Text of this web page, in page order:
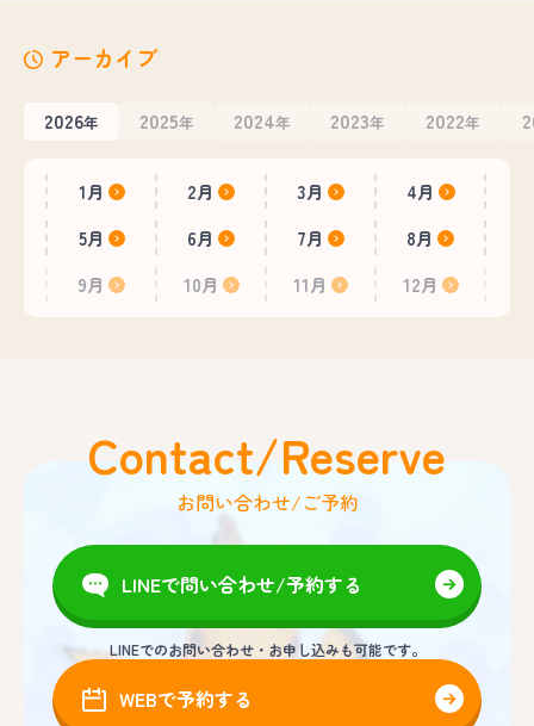
アーカイブ
2026年 2025年 2024年 2023年 2022年
1月 2月 3月
4月
5月
6月 7月
8月
9月
10月 11月 12月
Contact/Reserve
お問い合わせ/ご予約
LINEで問い合わせ/予約する
LINEでのお問い合わせ・お申し込みも可能です。
WEBで予約する